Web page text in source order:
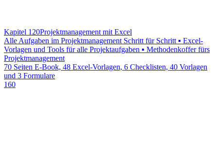
Kapitel 120Projektmanagement mit Excel
Alle Aufgaben im Projektmanagement Schritt für Schritt ▪ Excel-
Vorlagen und Tools für alle Projektaufgaben ▪ Methodenkoffer fürs
Projektmanagement
70 Seiten E-Book, 48 Excel-Vorlagen, 6 Checklisten, 40 Vorlagen
und 3 Formulare
160